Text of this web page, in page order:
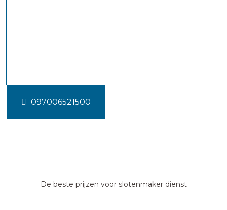
097006521500
De beste prijzen voor slotenmaker dienst